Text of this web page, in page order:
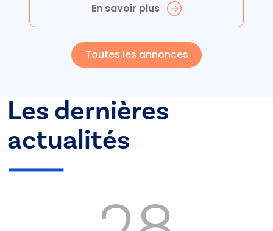
En savoir plus
Toutes les annonces
Les dernières
actualités